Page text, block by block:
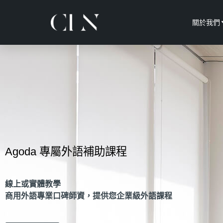
關於我們
Agoda 專屬外語補助課程
線上或實體教學
商用外語專業口碑師資，提供您企業級外語課程